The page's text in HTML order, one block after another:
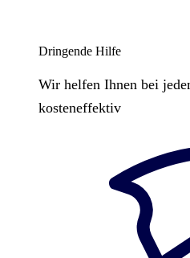
Dringende Hilfe
Wir helfen Ihnen bei
kosteneffektiv